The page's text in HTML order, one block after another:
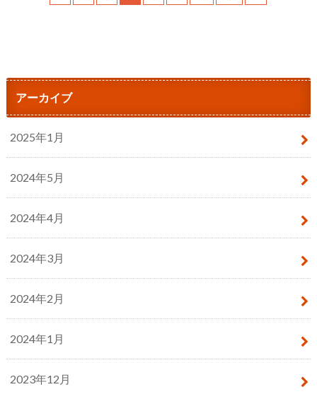
アーカイブ
2025年1月
2024年5月
2024年4月
2024年3月
2024年2月
2024年1月
2023年12月